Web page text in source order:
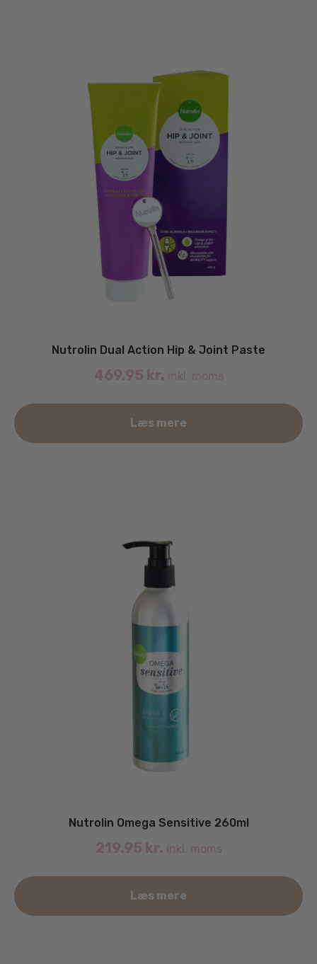
Nutrolin Dual Action Hip & Joint Paste
469.95 kr. inkl. moms
Læs mere
Nutrolin Omega Sensitive 260ml
219.95 kr. inkl. moms
Læs mere